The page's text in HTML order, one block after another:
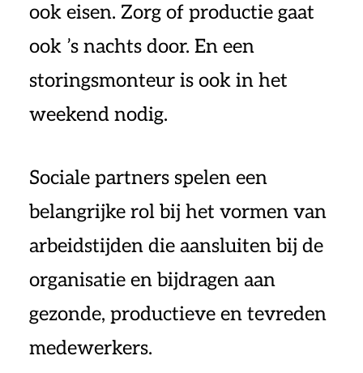
ook eisen. Zorg of productie gaat
ook ’s nachts door. En een
storingsmonteur is ook in het
weekend nodig.
Sociale partners spelen een
belangrijke rol bij het vormen van
arbeidstijden die aansluiten bij de
organisatie en bijdragen aan
gezonde, productieve en tevreden
medewerkers.